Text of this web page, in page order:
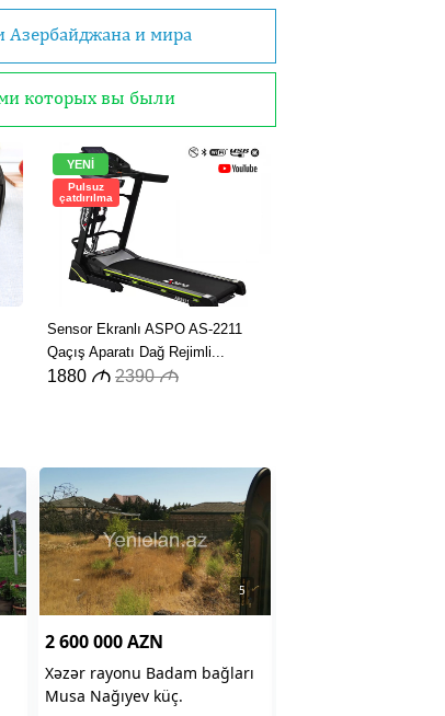
Азербайджана и мира
которых вы были